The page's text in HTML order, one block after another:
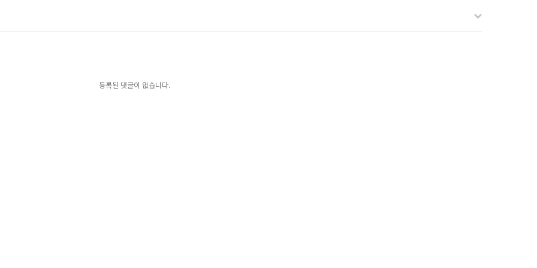
등록된 댓글이 없습니다.